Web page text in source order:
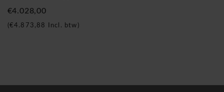
vrachtvrij en vanaf 1.500€ netto goederenwaarde bouwen
€4.028,00
€4.873,88 Incl. btw)